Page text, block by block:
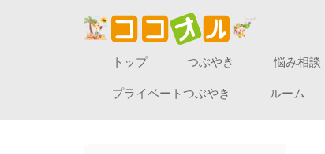
トップ つぶやき 悩み相談
プライベートつぶやき
ルーム